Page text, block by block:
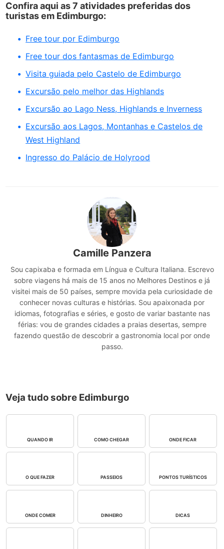
Confira aqui as 7 atividades preferidas dos
turistas em Edimburgo:
Free tour por Edimburgo
Free tour dos fantasmas de Edimburgo
Visita guiada pelo Castelo de Edimburgo
Excursão pelo melhor das Highlands
Excursão ao Lago Ness, Highlands e Inverness
Excursão aos Lagos, Montanhas e Castelos de
West Highland
Ingresso do Palácio de Holyrood
Camille Panzera
Sou capixaba e formada em Língua e Cultura Italiana. Escrevo
sobre viagens há mais de 15 anos no Melhores Destinos e já
visitei mais de 50 países, sempre movida pela curiosidade de
conhecer novas culturas e histórias. Sou apaixonada por
idiomas, fotografias e séries, e gosto de variar bastante nas
férias: vou de grandes cidades a praias desertas, sempre
fazendo questão de descobrir a gastronomia local por onde
passo.
Veja tudo sobre Edimburgo
QUANDO IR COMO CHEGAR ONDE FICAR
O QUE FAZER PASSEIOS PONTOS TURÍSTICOS
ONDE COMER DINHEIRO DICAS